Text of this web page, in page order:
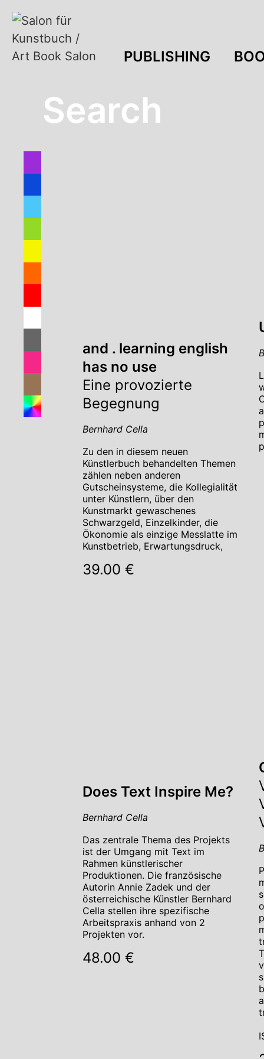
PUBLISHING
Search
and . learning english
has no use
Eine provozierte
Begegnung
Bernhard Cella
Zu den in diesem neuen
Künstlerbuch behandelten Themen
zählen neben anderen
Gutscheinsysteme, die Kollegialität
unter Künstlern, über den
Kunstmarkt gewaschenes
Schwarzgeld, Einzelkinder, die
Ökonomie als einzige Messlatte im
Kunstbetrieb, Erwartungsdruck,
39.00 €
Does Text Inspire Me?
Bernhard Cella
Das zentrale Thema des Projekts
ist der Umgang mit Text im
Rahmen künstlerischer
Produktionen. Die französische
Autorin Annie Zadek und der
österreichische Künstler Bernhard
Cella stellen ihre spezifische
Arbeitspraxis anhand von 2
Projekten vor.
48.00 €